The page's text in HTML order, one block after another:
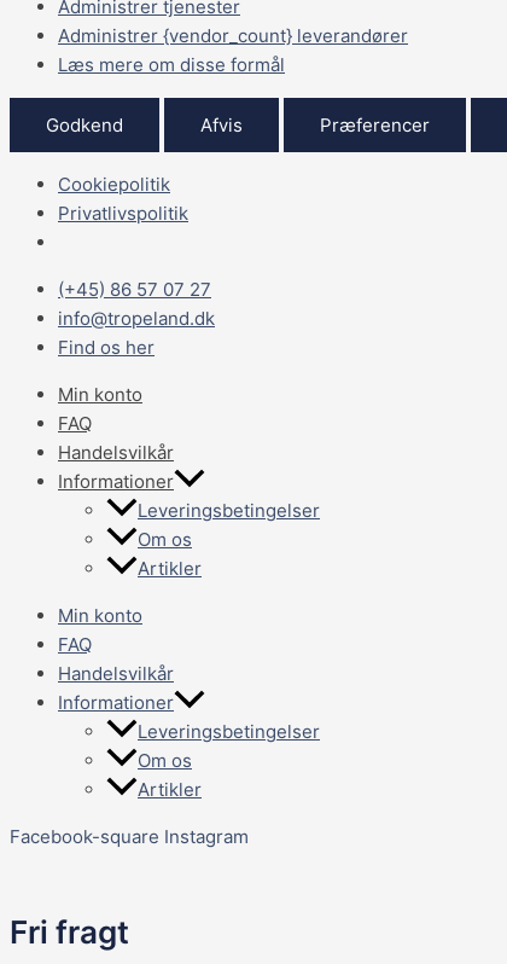
Administrer tjenester
Administrer {vendor_count} leverandører
Læs mere om disse formål
Godkend Afvis Præferencer
Cookiepolitik
Privatlivspolitik
(+45) 86 57 07 27
info@tropeland.dk
Find os her
Min konto
FAQ
Handelsvilkår
Informationer
Leveringsbetingelser
Om os
Artikler
Min konto
FAQ
Handelsvilkår
Informationer
Leveringsbetingelser
Om os
Artikler
Facebook-square Instagram
Fri fragt